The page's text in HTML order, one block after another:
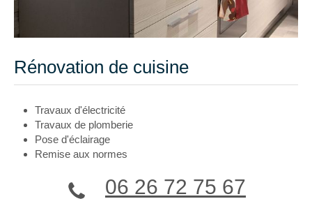
Rénovation de cuisine
Travaux d'électricité
Travaux de plomberie
Pose d'éclairage
Remise aux normes
06 26 72 75 67